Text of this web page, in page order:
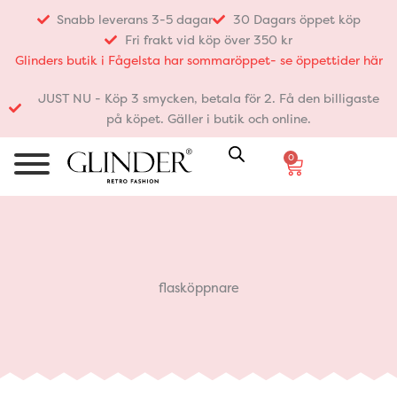
innehåll
Snabb leverans 3-5 dagar
30 Dagars öppet köp
Fri frakt vid köp över 350 kr
Glinders butik i Fågelsta har sommaröppet- se öppettider här
JUST NU - Köp 3 smycken, betala för 2. Få den billigaste
på köpet. Gäller i butik och online.
0
Varukorg
flasköppnare